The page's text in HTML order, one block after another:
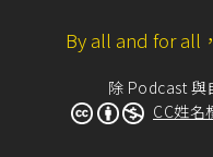
By all and for all
除 Podcast 與
CC姓名